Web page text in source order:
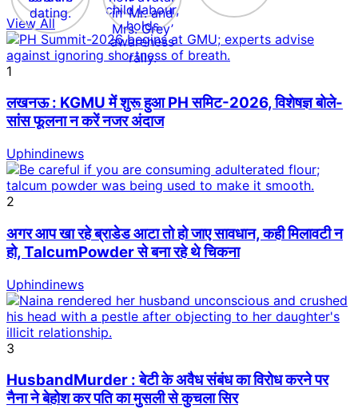
View All
1
लखनऊ : KGMU में शुरू हुआ PH समिट-2026, विशेषज्ञ बोले-
सांस फूलना न करें नजर अंदाज
Uphindinews
2
अगर आप खा रहे ब्राडेड आटा तो हो जाए सावधान, कही मिलावटी न
हो, TalcumPowder से बना रहे थे चिकना
Uphindinews
3
HusbandMurder : बेटी के अवैध संबंध का विरोध करने पर
नैना ने बेहोश कर पति का मुसली से कुचला सिर